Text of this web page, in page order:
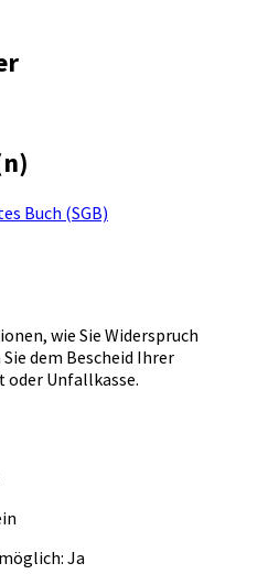
Buch (SGB)
wie Sie Widerspruch
dem Bescheid Ihrer
oder Unfallkasse.
Ja